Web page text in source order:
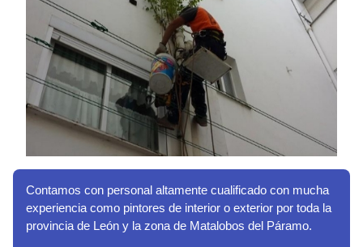
Contamos con personal altamente cualificado con mucha
experiencia como pintores de interior o exterior por toda la
provincia de León y la zona de Matalobos del Páramo.